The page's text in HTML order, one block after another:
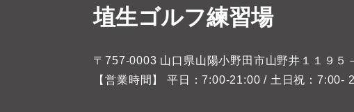
埴生ゴルフ練習場
〒757-0003 山口県山陽小野田市山野井１１９５
【営業時間】 平日：7:00-21:00 / 土日祝：7:00-